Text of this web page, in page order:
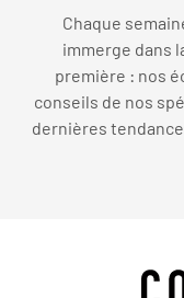
Chaque
immerge dans
première : nos
conseils de nos
dernières